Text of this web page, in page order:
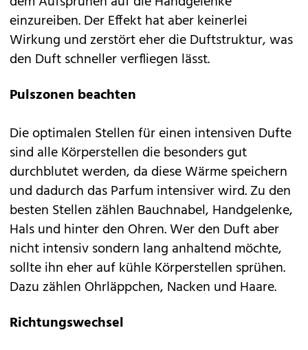
einzureiben. Der Effekt hat aber keinerlei
Wirkung und zerstört eher die Duftstruktur, was
den Duft schneller verfliegen lässt.
Pulszonen beachten
Die optimalen Stellen für einen intensiven Dufte
sind alle Körperstellen die besonders gut
durchblutet werden, da diese Wärme speichern
und dadurch das Parfum intensiver wird. Zu den
besten Stellen zählen Bauchnabel, Handgelenke,
Hals und hinter den Ohren. Wer den Duft aber
nicht intensiv sondern lang anhaltend möchte,
sollte ihn eher auf kühle Körperstellen sprühen.
Dazu zählen Ohrläppchen, Nacken und Haare.
Richtungswechsel